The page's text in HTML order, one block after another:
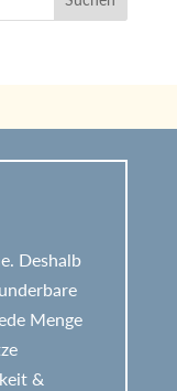
Deshalb
Menge
&